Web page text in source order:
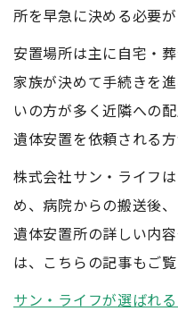
所を早急に決める必要が
安置場所は主に自宅・
家族が決めて手続きを
いの方が多く近隣への
遺体安置を依頼される方
株式会社サン・ライフ
め、病院からの搬送後
遺体安置所の詳しい内
は、こちらの記事もご覧
サン・ライフが選ばれ